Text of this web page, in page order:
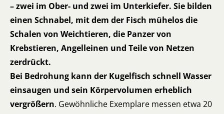
– zwei im Ober- und zwei im Unterkiefer. Sie bilden
einen Schnabel, mit dem der Fisch mühelos die
Schalen von Weichtieren, die Panzer von
Krebstieren, Angelleinen und Teile von Netzen
zerdrückt.
Bei Bedrohung kann der Kugelfisch schnell Wasser
einsaugen und sein Körpervolumen erheblich
vergrößern. Gewöhnliche Exemplare messen etwa 20